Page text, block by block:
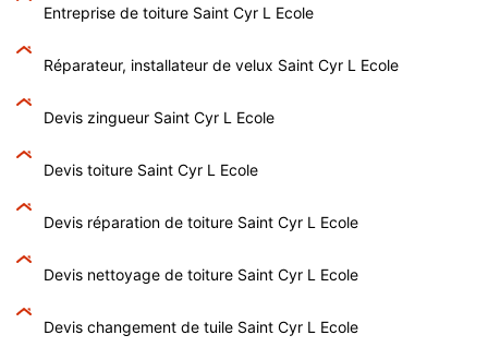
Entreprise de toiture Saint Cyr L Ecole
Réparateur, installateur de velux Saint Cyr L Ecole
Devis zingueur Saint Cyr L Ecole
Devis toiture Saint Cyr L Ecole
Devis réparation de toiture Saint Cyr L Ecole
Devis nettoyage de toiture Saint Cyr L Ecole
Devis changement de tuile Saint Cyr L Ecole